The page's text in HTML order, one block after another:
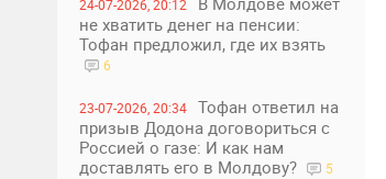
24-07-2026, 20:12
не хватить денег на пенсии:
Тофан предложил, где их взять
6
23-07-2026, 20:34
Тофан ответил на
призыв Додона договориться с
Россией о газе: И как нам
доставлять его в Молдову?
5